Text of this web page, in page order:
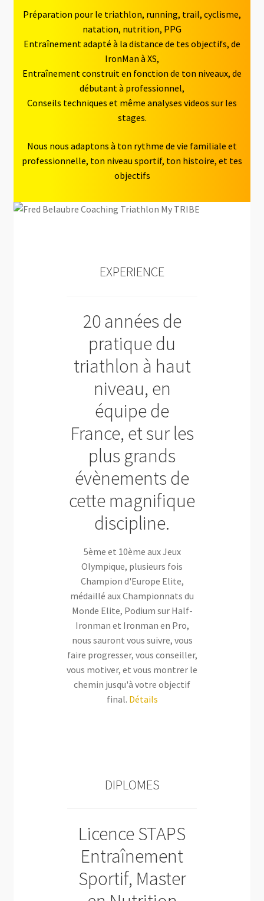
Préparation pour le triathlon, running, trail, cyclisme,
natation, nutrition, PPG
Entraînement adapté à la distance de tes objectifs, de
IronMan à XS,
Entraînement construit en fonction de ton niveaux, de
débutant à professionnel,
Conseils techniques et même analyses videos sur les
stages.
Nous nous adaptons à ton rythme de vie familiale et
professionnelle, ton niveau sportif, ton histoire, et tes
objectifs
EXPERIENCE
20 années de
pratique du
triathlon à haut
niveau, en
équipe de
France, et sur les
plus grands
évènements de
cette magnifique
discipline.
5ème et 10ème aux Jeux
Olympique, plusieurs fois
Champion d'Europe Elite,
médaillé aux Championnats du
Monde Elite, Podium sur Half-
Ironman et Ironman en Pro,
nous sauront vous suivre, vous
faire progresser, vous conseiller,
vous motiver, et vous montrer le
chemin jusqu'à votre objectif
final. Détails
DIPLOMES
Licence STAPS
Entraînement
Sportif, Master